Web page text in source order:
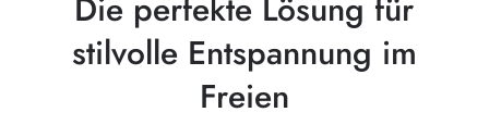
stilvolle Entspannung im
Freien